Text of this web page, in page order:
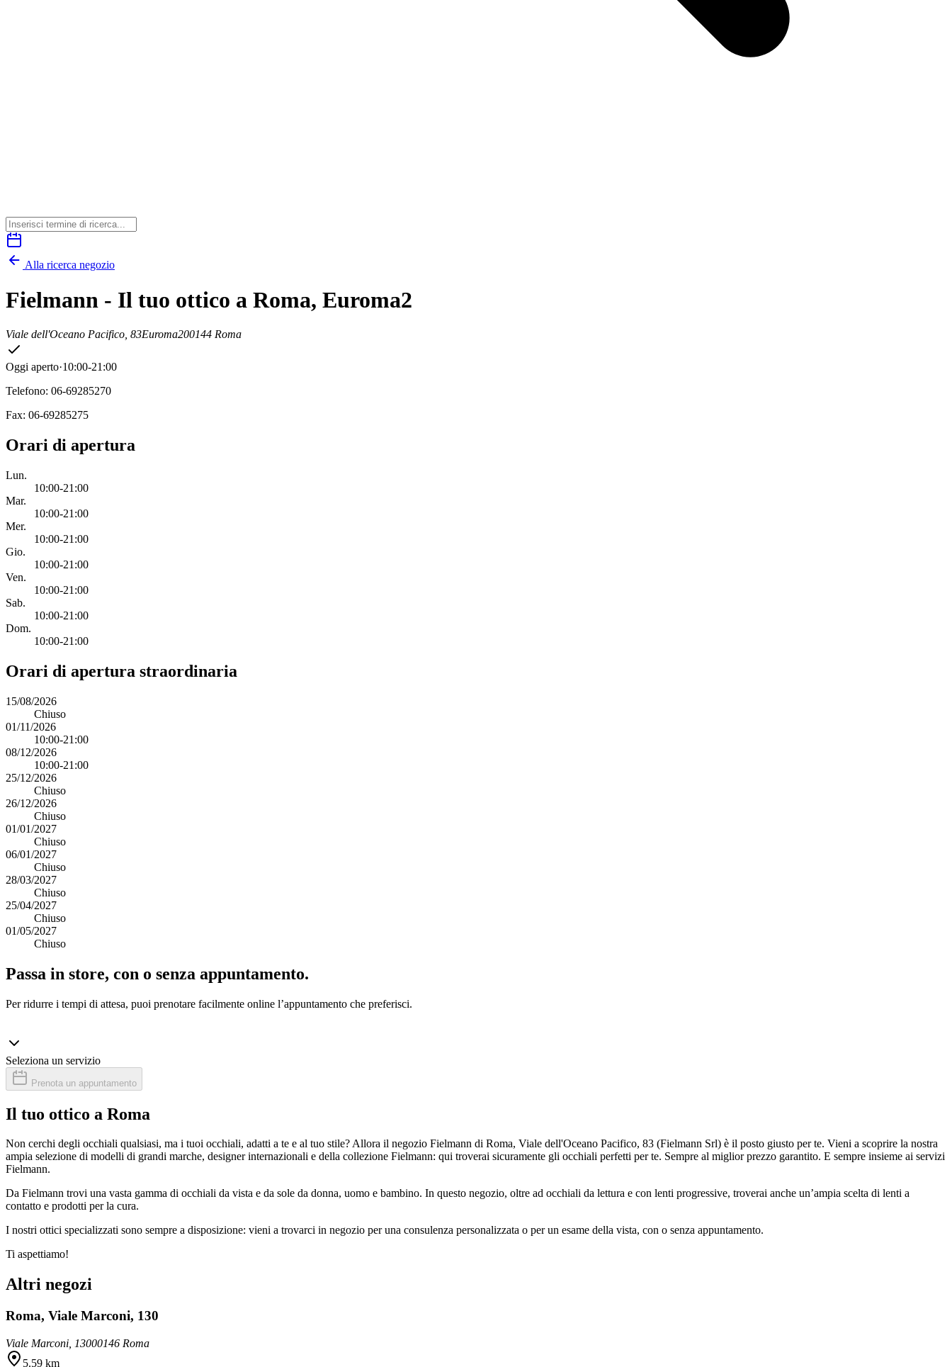
Alla ricerca negozio
Fielmann - Il tuo ottico a Roma, Euroma2
Viale dell'Oceano Pacifico, 83Euroma200144 Roma
Oggi aperto·10:00-21:00
Telefono: 06-69285270
Fax: 06-69285275
Orari di apertura
Lun.
10:00-21:00
Mar.
10:00-21:00
Mer.
10:00-21:00
Gio.
10:00-21:00
Ven.
10:00-21:00
Sab.
10:00-21:00
Dom.
10:00-21:00
Orari di apertura straordinaria
15/08/2026
Chiuso
01/11/2026
10:00-21:00
08/12/2026
10:00-21:00
25/12/2026
Chiuso
26/12/2026
Chiuso
01/01/2027
Chiuso
06/01/2027
Chiuso
28/03/2027
Chiuso
25/04/2027
Chiuso
01/05/2027
Chiuso
Passa in store, con o senza appuntamento.
Per ridurre i tempi di attesa, puoi prenotare facilmente online l’appuntamento che preferisci.
Seleziona un servizio
Prenota un appuntamento
Il tuo ottico a Roma
Non cerchi degli occhiali qualsiasi, ma i tuoi occhiali, adatti a te e al tuo stile? Allora il negozio Fielmann di Roma, Viale dell'Oceano Pacifico, 83 (Fielmann Srl) è il posto giusto per te. Vieni a scoprire la nostra
ampia selezione di modelli di grandi marche, designer internazionali e della collezione Fielmann: qui troverai sicuramente gli occhiali perfetti per te. Sempre al miglior prezzo garantito. E sempre insieme ai servizi
Fielmann.
Da Fielmann trovi una vasta gamma di occhiali da vista e da sole da donna, uomo e bambino. In questo negozio, oltre ad occhiali da lettura e con lenti progressive, troverai anche un’ampia scelta di lenti a
contatto e prodotti per la cura.
I nostri ottici specializzati sono sempre a disposizione: vieni a trovarci in negozio per una consulenza personalizzata o per un esame della vista, con o senza appuntamento.
Ti aspettiamo!
Altri negozi
Roma, Viale Marconi, 130
Viale Marconi, 13000146 Roma
5.59 km